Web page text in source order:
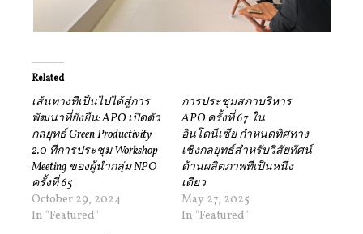
Related
เส้นทางที่เป็นไปได้สู่การ
พัฒนาที่ยั่งยืน: APO เปิดตัว
กลยุทธ์ Green Productivity
2.0 ที่การประชุม Workshop
Meeting ของผู้นำกลุ่ม NPO
ครั้งที่ 65
October 29, 2024
In "Featured"
การประชุมสภาบริหาร
APO ครั้งที่ 67 ใน
อินโดนีเซีย กำหนดทิศทาง
เชิงกลยุทธ์สำหรับวิสัยทัศน์
ด้านผลิตภาพที่เป็นหนึ่ง
เดียว
May 27, 2025
In "Featured"